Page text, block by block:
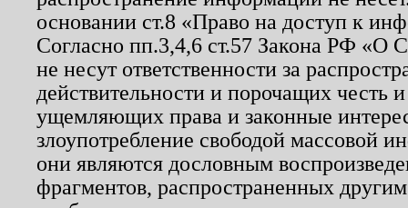
основании ст.8 «Право на доступ к
Согласно пп.3,4,6 ст.57 Закона РФ «О
не несут ответственности за
действительности и порочащих честь
ущемляющих права и законные
злоупотребление свободой массовой
они являются дословным
фрагментов, распространенных